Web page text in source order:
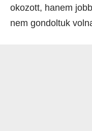
okozott, hanem
nem gondoltuk